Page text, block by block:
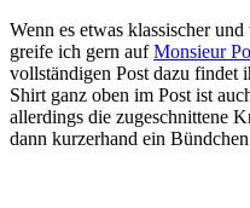
Wenn es etwas klassischer
greife ich gern aufMonsieur
vollständigen Post dazu findet
Shirt ganz oben im Post ist
allerdings die zugeschnittene
dann kurzerhand ein